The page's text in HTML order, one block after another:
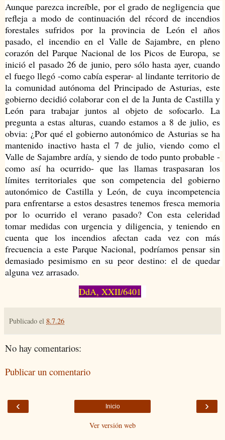
Aunque parezca increíble, por el grado de negligencia que
refleja a modo de continuación del récord de incendios
forestales sufridos por la provincia de León el años
pasado, el incendio en el Valle de Sajambre, en pleno
corazón del Parque Nacional de los Picos de Europa, se
inició el pasado 26 de junio, pero sólo hasta ayer, cuando
el fuego llegó -como cabía esperar- al lindante territorio de
la comunidad autónoma del Principado de Asturias, este
gobierno decidió colaborar con el de la Junta de Castilla y
León para trabajar juntos al objeto de sofocarlo. La
pregunta a estas alturas, cuando estamos a 8 de julio, es
obvia: ¿Por qué el gobierno autonómico de Asturias se ha
mantenido inactivo hasta el 7 de julio, viendo como el
Valle de Sajambre ardía, y siendo de todo punto probable -
como así ha ocurrido- que las llamas traspasaran los
límites territoriales que son competencia del gobierno
autonómico de Castilla y León, de cuya incompetencia
para enfrentarse a estos desastres tenemos fresca memoria
por lo ocurrido el verano pasado? Con esta celeridad
tomar medidas con urgencia y diligencia, y teniendo en
cuenta que los incendios afectan cada vez con más
frecuencia a este Parque Nacional, podríamos pensar sin
demasiado pesimismo en su peor destino: el de quedar
alguna vez arrasado.
DdA, XXII/6401
Publicado el 8.7.26
No hay comentarios:
Publicar un comentario
‹ ›
Inicio
Ver versión web